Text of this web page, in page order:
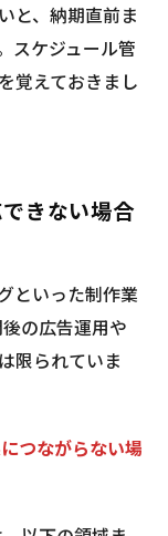
と、納期直前ま
スケジュール管
覚えておきまし
きない場合
といった制作業
の広告運用や
限られていま
つながらない場